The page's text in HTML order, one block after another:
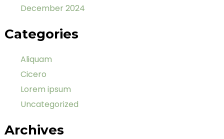
December 2024
Categories
Aliquam
Cicero
Lorem ipsum
Uncategorized
Archives